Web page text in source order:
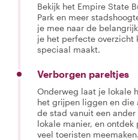
Bekijk het Empire State
Park en meer
je mee naar de
je het perfecte overzicht
speciaal maakt.
Verborgen pareltjes
Onderweg laat je lokale
het grijpen liggen en die
de stad vanuit een
lokale manier, en
veel toeristen meemaken.